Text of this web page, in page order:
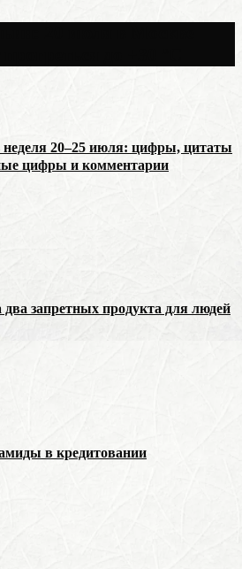
неделя 20–25 июля: цифры, цитаты
цифры и комментарии
два запретных продукта для людей
в кредитовании